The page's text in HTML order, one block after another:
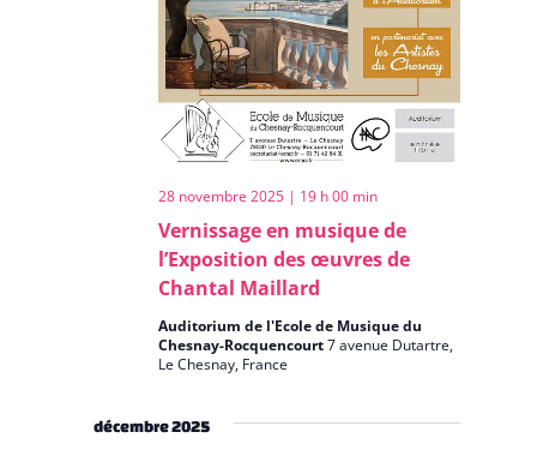
Vernissage en musique de
l’Exposition des œuvres de
Chantal Maillard
28 novembre 2025 | 19 h 00 min
Auditorium de l'Ecole de Musique du
Chesnay-Rocquencourt7 avenue Dutartre,
Le Chesnay, France
décembre 2025